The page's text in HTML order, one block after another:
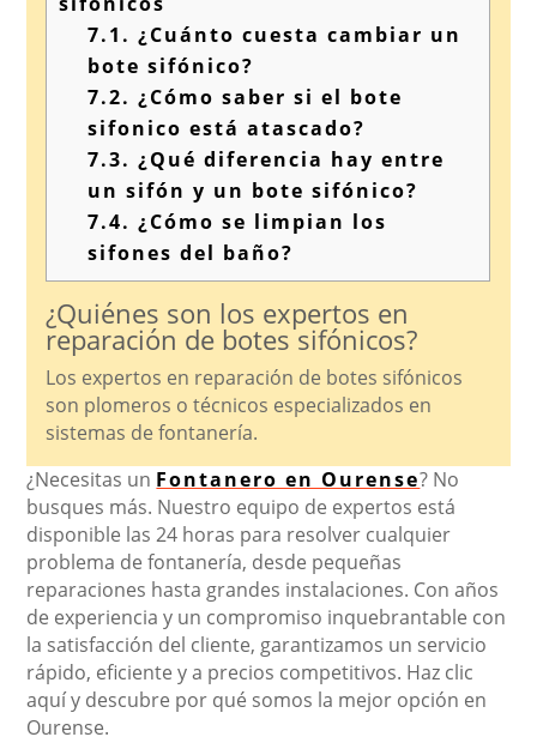
7.1. ¿Cuánto cuesta cambiar un
bote sifónico?
7.2. ¿Cómo saber si el bote
sifonico está atascado?
7.3. ¿Qué diferencia hay entre
un sifón y un bote sifónico?
7.4. ¿Cómo se limpian los
sifones del baño?
¿Quiénes son los expertos en
reparación de botes sifónicos?
Los expertos en reparación de botes sifónicos
son plomeros o técnicos especializados en
sistemas de fontanería.
¿Necesitas un Fontanero en Ourense? No
busques más. Nuestro equipo de expertos está
disponible las 24 horas para resolver cualquier
problema de fontanería, desde pequeñas
reparaciones hasta grandes instalaciones. Con años
de experiencia y un compromiso inquebrantable con
la satisfacción del cliente, garantizamos un servicio
rápido, eficiente y a precios competitivos. Haz clic
aquí y descubre por qué somos la mejor opción en
Ourense.